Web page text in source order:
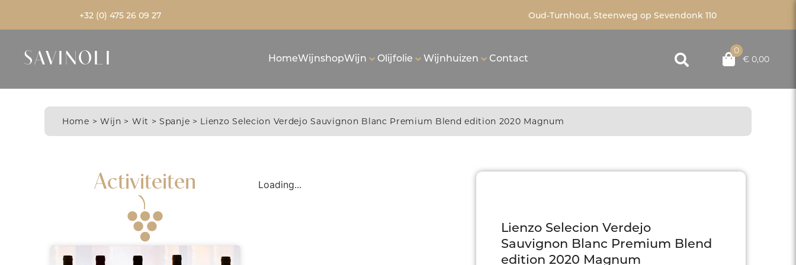
+32 (0) 475 26 09 27 Oud-Turnhout, Steenweg op Sevendonk 110
SAVINOLI HomeWijnshopWijn Olijfolie Wijnhuizen Contact
0
€ 0,00
Home > Wijn > Wit >Spanje > Lienzo Selecion Verdejo Sauvignon Blanc Premium Blend edition 2020 Magnum
Activiteiten Loading...
Lienzo Selecion Verdejo
Sauvignon Blanc Premium Blend
edition 2020 Magnum